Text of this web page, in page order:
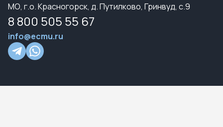
МО, г.о. Красногорск, д. Путилково, Гринвуд, с.9
8 800 505 55 67
info@ecmu.ru